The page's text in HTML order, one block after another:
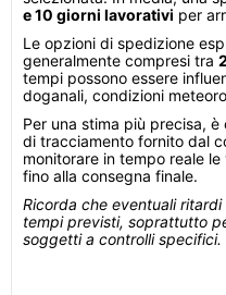
e 10 giorni lavorativi per
Le opzioni di spedizione
generalmente compresi tra
tempi possono essere
doganali, condizioni
Per una stima più precisa,
di tracciamento fornito dal
monitorare in tempo reale
fino alla consegna finale.
Ricorda che eventuali
tempi previsti, soprattutto
soggetti a controlli specifici.